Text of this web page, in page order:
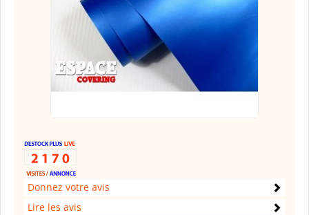
Donnez votre avis
Lire les avis